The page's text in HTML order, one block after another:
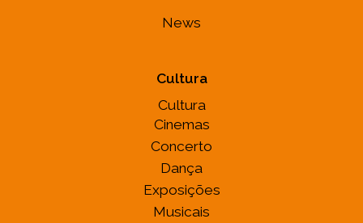
News
Cultura
Cultura
Cinemas
Concerto
Dança
Exposições
Musicais